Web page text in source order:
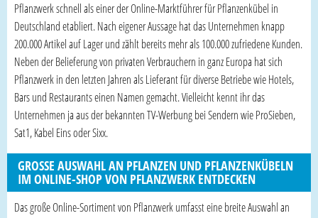
Pflanzwerk schnell als einer der Online-Marktführer für Pflanzenkübel in
Deutschland etabliert. Nach eigener Aussage hat das Unternehmen knapp
200.000 Artikel auf Lager und zählt bereits mehr als 100.000 zufriedene Kunden.
Neben der Belieferung von privaten Verbrauchern in ganz Europa hat sich
Pflanzwerk in den letzten Jahren als Lieferant für diverse Betriebe wie Hotels,
Bars und Restaurants einen Namen gemacht. Vielleicht kennt ihr das
Unternehmen ja aus der bekannten TV-Werbung bei Sendern wie ProSieben,
Sat1, Kabel Eins oder Sixx.
GROSSE AUSWAHL AN PFLANZEN UND PFLANZENKÜBELN I
M ONLINE-SHOP VON PFLANZWERK ENTDECKEN
Das große Online-Sortiment von Pflanzwerk umfasst eine breite Auswahl an